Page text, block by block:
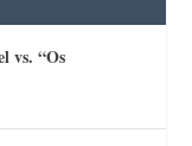
vs. “Os